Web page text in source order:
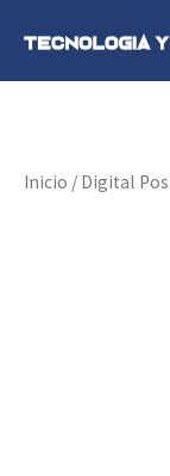
Inicio / Digital Pos